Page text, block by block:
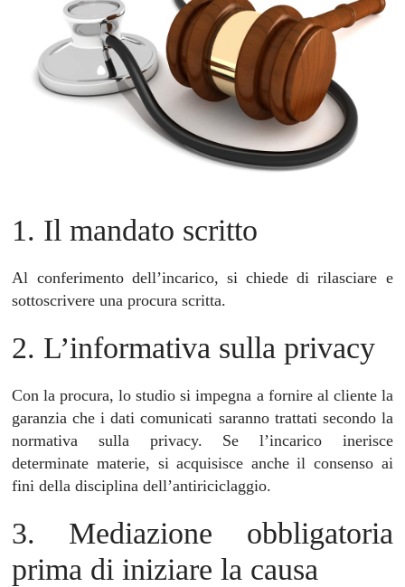
1. Il mandato scritto
Al conferimento dell’incarico, si chiede di rilasciare e
sottoscrivere una procura scritta.
2. L’informativa sulla privacy
Con la procura, lo studio si impegna a fornire al cliente la
garanzia che i dati comunicati saranno trattati secondo la
normativa sulla privacy. Se l’incarico inerisce
determinate materie, si acquisisce anche il consenso ai
fini della disciplina dell’antiriciclaggio.
3. Mediazione obbligatoria
prima di iniziare la causa